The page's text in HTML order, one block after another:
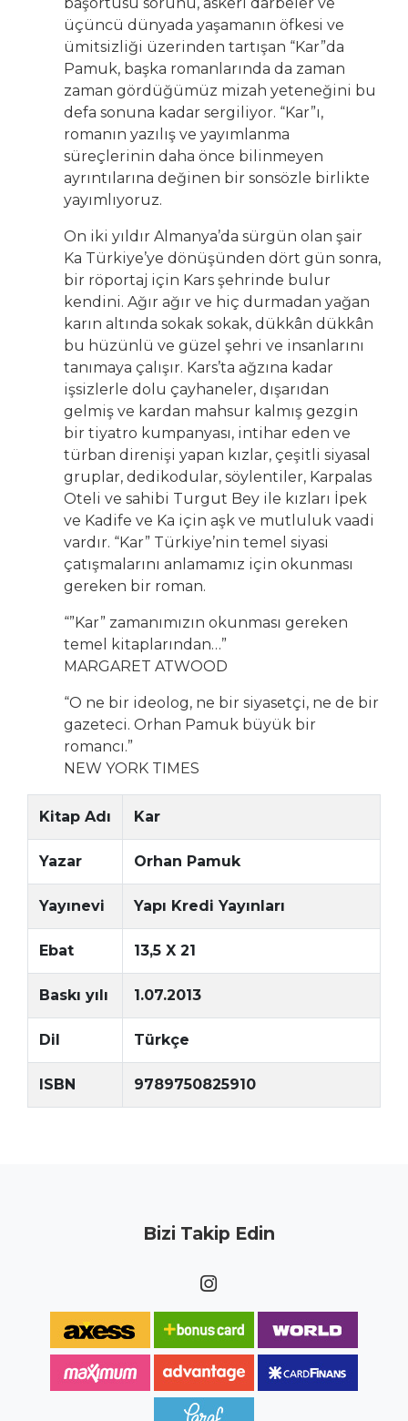
üçüncü dünyada yaşamanın öfkesi ve
ümitsizliği üzerinden tartışan “Kar”da
Pamuk, başka romanlarında da zaman
zaman gördüğümüz mizah yeteneğini bu
defa sonuna kadar sergiliyor. “Kar”ı,
romanın yazılış ve yayımlanma
süreçlerinin daha önce bilinmeyen
ayrıntılarına değinen bir sonsözle birlikte
yayımlıyoruz.
On iki yıldır Almanya’da sürgün olan şair
Ka Türkiye’ye dönüşünden dört gün sonra,
bir röportaj için Kars şehrinde bulur
kendini. Ağır ağır ve hiç durmadan yağan
karın altında sokak sokak, dükkân dükkân
bu hüzünlü ve güzel şehri ve insanlarını
tanımaya çalışır. Kars’ta ağzına kadar
işsizlerle dolu çayhaneler, dışarıdan
gelmiş ve kardan mahsur kalmış gezgin
bir tiyatro kumpanyası, intihar eden ve
türban direnişi yapan kızlar, çeşitli siyasal
gruplar, dedikodular, söylentiler, Karpalas
Oteli ve sahibi Turgut Bey ile kızları İpek
ve Kadife ve Ka için aşk ve mutluluk vaadi
vardır. “Kar” Türkiye’nin temel siyasi
çatışmalarını anlamamız için okunması
gereken bir roman.
“”Kar” zamanımızın okunması gereken
temel kitaplarından…”
MARGARET ATWOOD
“O ne bir ideolog, ne bir siyasetçi, ne de bir
gazeteci. Orhan Pamuk büyük bir
romancı.”
NEW YORK TIMES
Kitap Adı Kar
Yazar Orhan Pamuk
Yayınevi Yapı Kredi Yayınları
Ebat 13,5 X 21
Baskı yılı 1.07.2013
Dil Türkçe
ISBN 9789750825910
Bizi Takip Edin